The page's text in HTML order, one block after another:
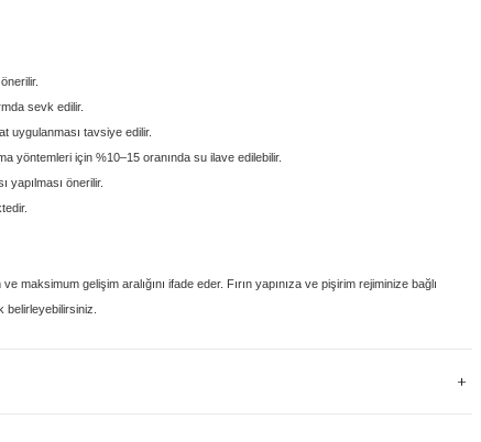
sevk edilir.
uygulanması tavsiye edilir.
yöntemleri için %10–15 oranında su ilave edilebilir.
yapılması önerilir.
maksimum gelişim aralığını ifade eder. Fırın yapınıza ve pişirim rejiminize bağlı
belirleyebilirsiniz.